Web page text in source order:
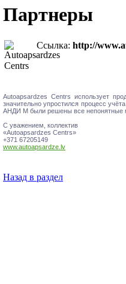
Партнеры
Ссылка: http://
Autoapsardzes Centrs использует
значительно упростился процесс
АНДИ М были решены все непонятные
С уважением, коллектив
«Autoapsardzes Centrs»
+371 67205149
www.autoapsardze.lv
Назад в раздел